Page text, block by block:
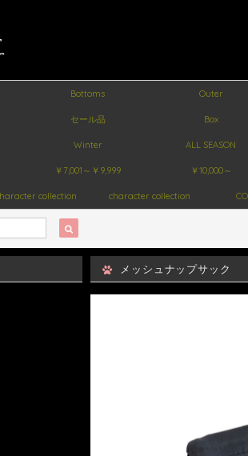
Bottoms Outer
セール品 Box
Winter ALL SEASON
￥7,001～￥9,999 ￥10,000～
collection character collection
メッシュナップサック